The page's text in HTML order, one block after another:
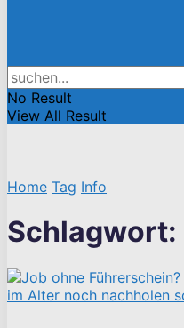
No Result
View All Result
Home Tag Info
Schlagwort: